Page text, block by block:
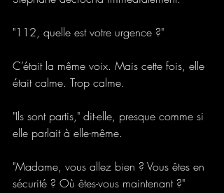
"112, quelle est votre urgence ?"
C’était la même voix. Mais cette fois, elle
était calme. Trop calme.
"Ils sont partis," dit-elle, presque comme si
elle parlait à elle-même.
"Madame, vous allez bien ? Vous êtes en
sécurité ? Où êtes-vous maintenant ?"